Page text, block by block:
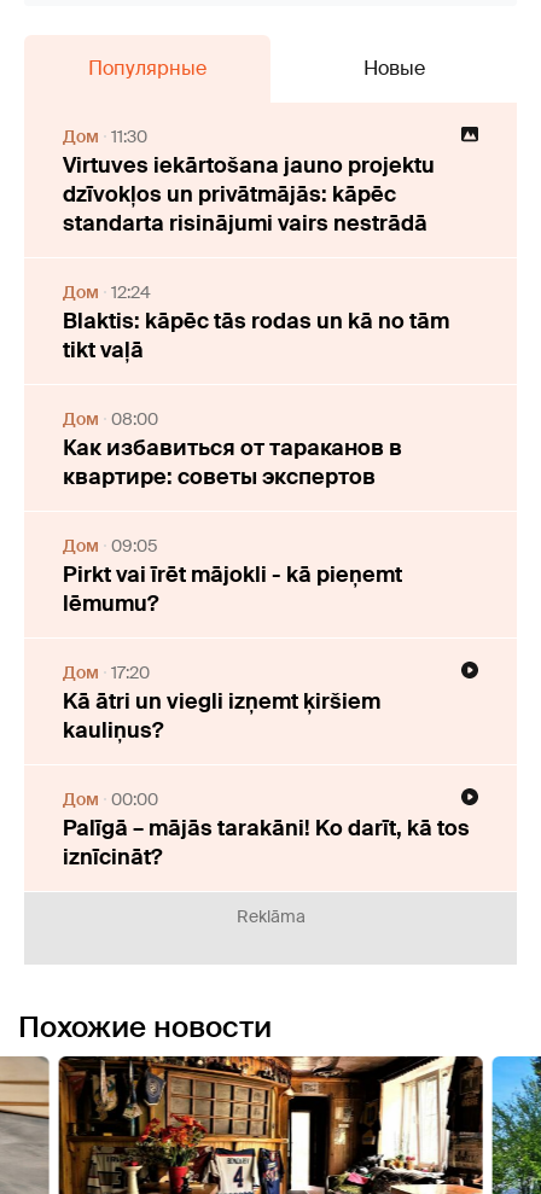
Популярные Новые
Дом 11:30
Virtuves iekārtošana jauno projektu
dzīvokļos un privātmājās: kāpēc
standarta risinājumi vairs nestrādā
Дом 12:24
Blaktis: kāpēc tās rodas un kā no tām
tikt vaļā
Дом 08:00
Как избавиться от тараканов в
квартире: советы экспертов
Дом 09:05
Pirkt vai īrēt mājokli - kā pieņemt
lēmumu?
Дом 17:20
Kā ātri un viegli izņemt ķiršiem
kauliņus?
Дом 00:00
Palīgā – mājās tarakāni! Ko darīt, kā tos
iznīcināt?
Reklāma
Похожие новости